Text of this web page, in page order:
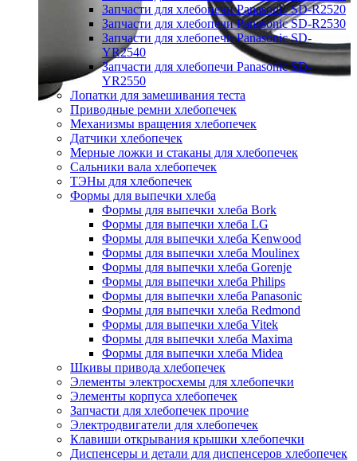
Запчасти для хлебопечи Panasonic SD-R2520
Запчасти для хлебопечи Panasonic SD-R2530
Запчасти для хлебопечи Panasonic SD-
YR2540
Запчасти для хлебопечи Panasonic SD-
YR2550
Лопатки для замешивания теста
Приводные ремни хлебопечек
Механизмы вращения хлебопечек
Датчики хлебопечек
Мерные ложки и стаканы для хлебопечек
Сальники вала хлебопечек
ТЭНы для хлебопечек
Формы для выпечки хлеба
Формы для выпечки хлеба Bork
Формы для выпечки хлеба LG
Формы для выпечки хлеба Kenwood
Формы для выпечки хлеба Moulinex
Формы для выпечки хлеба Gorenje
Формы для выпечки хлеба Philips
Формы для выпечки хлеба Panasonic
Формы для выпечки хлеба Redmond
Формы для выпечки хлеба Vitek
Формы для выпечки хлеба Maxima
Формы для выпечки хлеба Midea
Шкивы привода хлебопечек
Элементы электросхемы для хлебопечки
Элементы корпуса хлебопечек
Запчасти для хлебопечек прочие
Электродвигатели для хлебопечек
Клавиши открывания крышки хлебопечки
Диспенсеры и детали для диспенсеров хлебопечек